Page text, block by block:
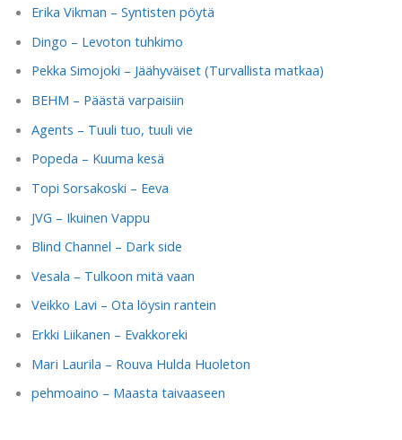
Erika Vikman – Syntisten pöytä
Dingo – Levoton tuhkimo
Pekka Simojoki – Jäähyväiset (Turvallista matkaa)
BEHM – Päästä varpaisiin
Agents – Tuuli tuo, tuuli vie
Popeda – Kuuma kesä
Topi Sorsakoski – Eeva
JVG – Ikuinen Vappu
Blind Channel – Dark side
Vesala – Tulkoon mitä vaan
Veikko Lavi – Ota löysin rantein
Erkki Liikanen – Evakkoreki
Mari Laurila – Rouva Hulda Huoleton
pehmoaino – Maasta taivaaseen